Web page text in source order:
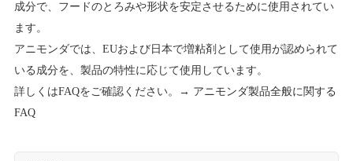
成分で、フードのとろみや形状を安定させるために使用されてい
ます。
アニモンダでは、EUおよび日本で増粘剤として使用が認められて
いる成分を、製品の特性に応じて使用しています。
詳しくはFAQをご確認ください。→ アニモンダ製品全般に関する
FAQ